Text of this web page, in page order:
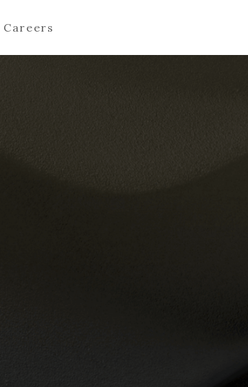
Careers